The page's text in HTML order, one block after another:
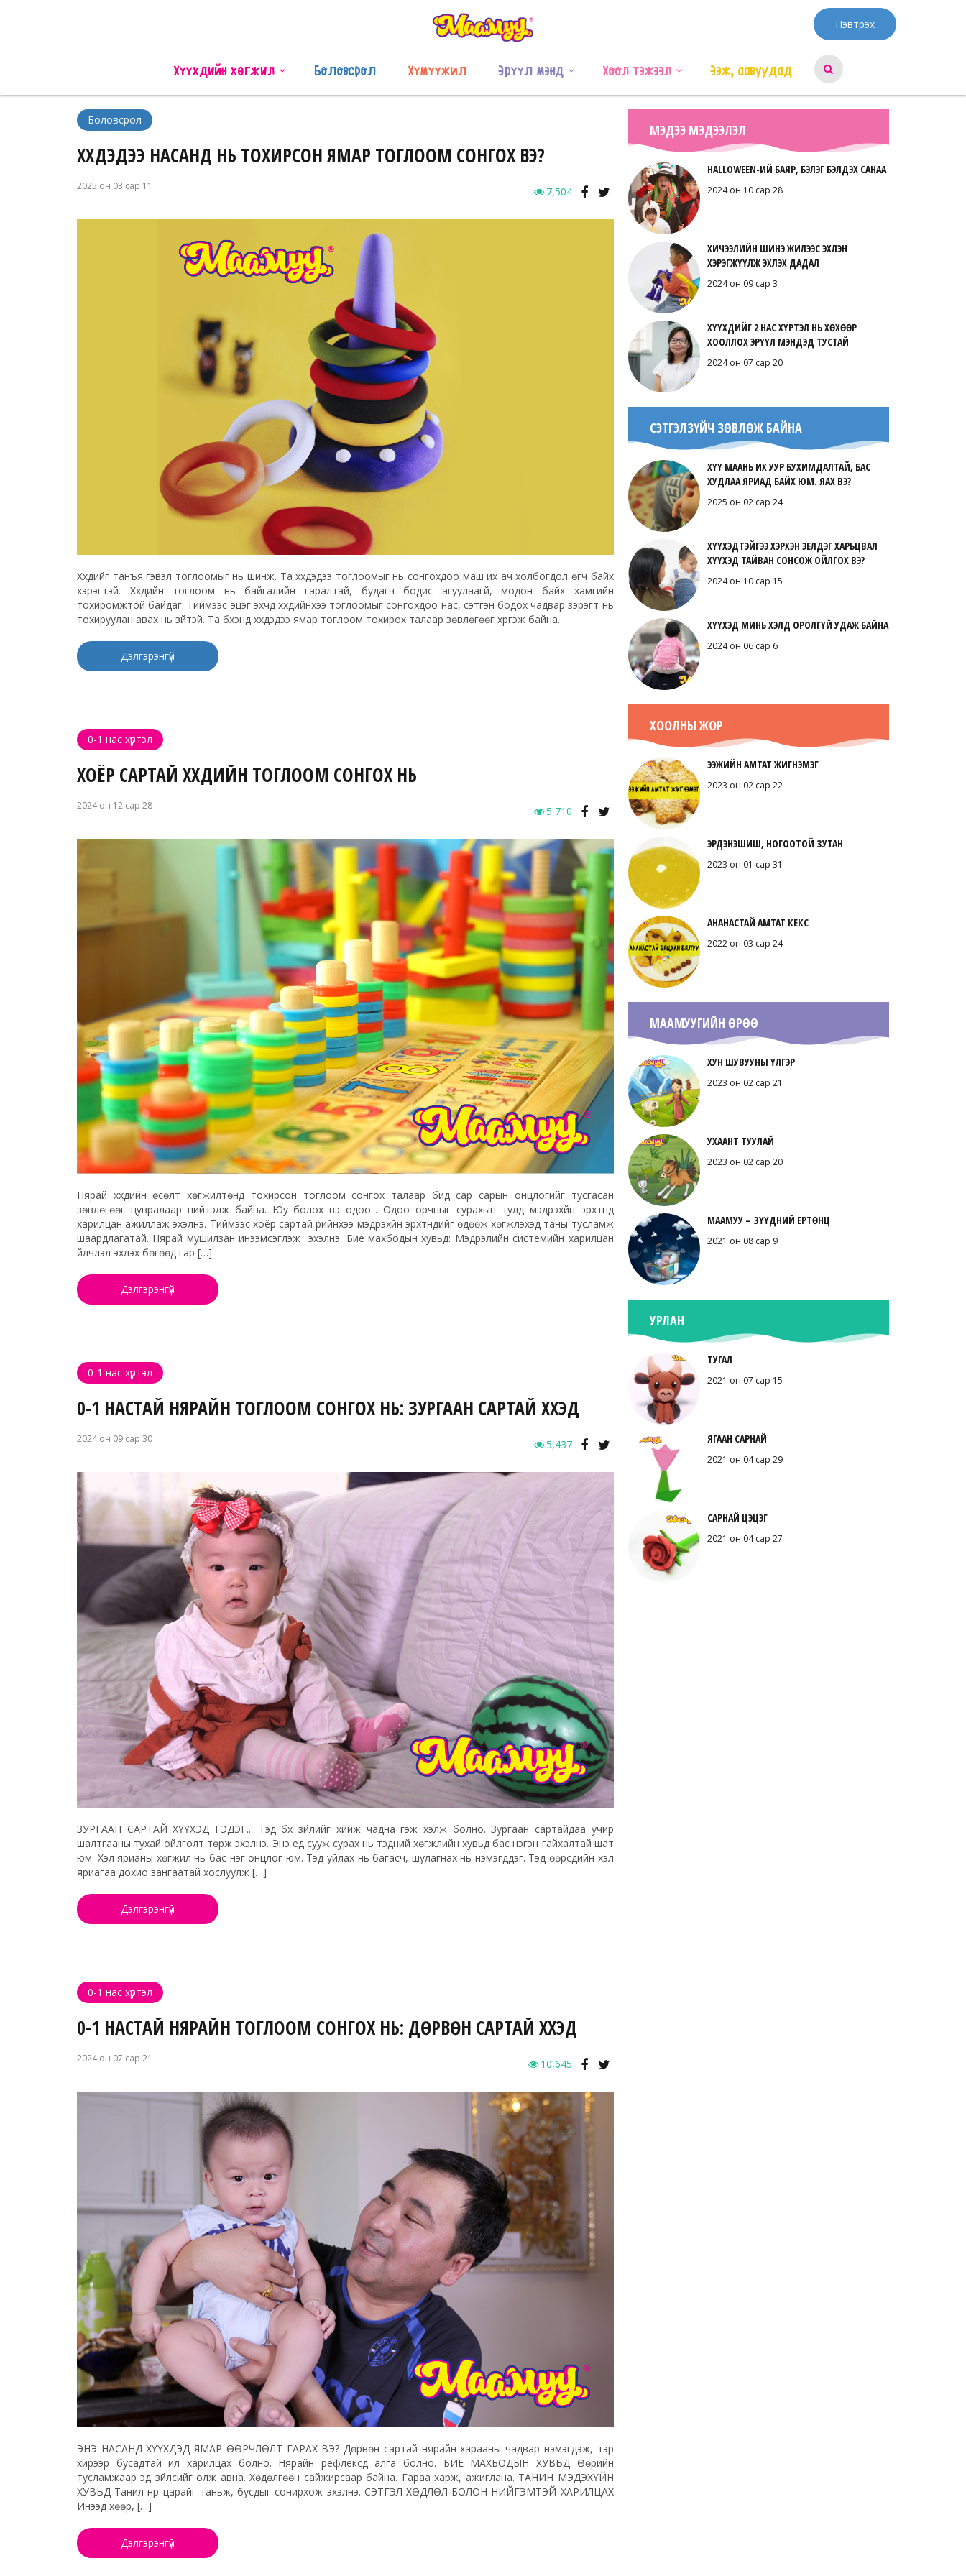
Нэвтрэх
Хүүхдийн хөгжил Боловсрол Хүмүүжил Эрүүл мэнд Хоол тэжээл Ээж, аавуудад
Боловсрол
ХҮҮХДЭДЭЭ НАСАНД НЬ ТОХИРСОН ЯМАР ТОГЛООМ СОНГОХ ВЭ?
2025 он 03 сар 11 7,504
Хүүхдийг танъя гэвэл тоглоомыг нь шинж. Та хүүхдэдээ тоглоомыг нь сонгохдоо маш их ач холбогдол өгч байх
хэрэгтэй. Хүүхдийн тоглоом нь байгалийн гаралтай, будагч бодис агуулаагүй, модон байх хамгийн
тохиромжтой байдаг. Тиймээс эцэг эхчүүд хүүхдийнхээ тоглоомыг сонгохдоо нас, сэтгэн бодох чадвар зэрэгт нь
тохируулан авах нь зүйтэй. Та бүхэнд хүүхдэдээ ямар тоглоом тохирох талаар зөвлөгөөг хүргэж байна.
Дэлгэрэнгүй
0-1 нас хүртэл
ХОЁР САРТАЙ ХҮҮХДИЙН ТОГЛООМ СОНГОХ НЬ
2024 он 12 сар 28 5,710
Нярай хүүхдийн өсөлт хөгжилтөнд тохирсон тоглоом сонгох талаар бид сар сарын онцлогийг тусгасан
зөвлөгөөг цувралаар нийтэлж байна. Юу болох вэ одоо... Одоо орчныг сурахын тулд мэдрэхүйн эрхтнүүд
харилцан ажиллаж эхэлнэ. Тиймээс хоёр сартай үрийнхээ мэдрэхүйн эрхтнүүдийг өдөөж хөгжүүлэхэд таны тусламж
шаардлагатай. Нярай мушилзан инээмсэглэж эхэлнэ. Бие махбодын хувьд: Мэдрэлийн системийн харилцан
үйлчлэл эхлэх бөгөөд гар […]
Дэлгэрэнгүй
0-1 нас хүртэл
0-1 НАСТАЙ НЯРАЙН ТОГЛООМ СОНГОХ НЬ: ЗУРГААН САРТАЙ ХҮҮХЭД
2024 он 09 сар 30 5,437
ЗУРГААН САРТАЙ ХҮҮХЭД ГЭДЭГ... Тэд бүх зүйлийг хийж чадна гэж хэлж болно. Зургаан сартайдаа учир
шалтгааны тухай ойлголт төрж эхэлнэ. Энэ үед сууж сурах нь тэдний хөгжлийн хувьд бас нэгэн гайхалтай шат
юм. Хэл ярианы хөгжил нь бас нэг онцлог юм. Тэд уйлах нь багасч, шулагнах нь нэмэгддэг. Тэд өөрсдийн хэл
яриагаа дохио зангаатай хослуулж […]
Дэлгэрэнгүй
0-1 нас хүртэл
0-1 НАСТАЙ НЯРАЙН ТОГЛООМ СОНГОХ НЬ: ДӨРВӨН САРТАЙ ХҮҮХЭД
2024 он 07 сар 21 10,645
ЭНЭ НАСАНД ХҮҮХДЭД ЯМАР ӨӨРЧЛӨЛТ ГАРАХ ВЭ? Дөрвөн сартай нярайн харааны чадвар нэмэгдэж, тэр
хирээр бусадтай илүү харилцах болно. Нярайн рефлексүүд алга болно. БИЕ МАХБОДЫН ХУВЬД Өөрийн
тусламжаар эд зүйлсийг олж авна. Хөдөлгөөн сайжирсаар байна. Гараа харж, ажиглана. ТАНИН МЭДЭХҮЙН
ХУВЬД Танил нүүр царайг таньж, бусдыг сонирхож эхэлнэ. СЭТГЭЛ ХӨДЛӨЛ БОЛОН НИЙГЭМТЭЙ ХАРИЛЦАХ
Инээд хөөр, […]
Дэлгэрэнгүй
МЭДЭЭ МЭДЭЭЛЭЛ
HALLOWEEN-ИЙ БАЯР, БЭЛЭГ БЭЛДЭХ САНАА
2024 он 10 сар 28
ХИЧЭЭЛИЙН ШИНЭ ЖИЛЭЭС ЭХЛЭН
ХЭРЭГЖҮҮЛЖ ЭХЛЭХ ДАДАЛ
2024 он 09 сар 3
ХҮҮХДИЙГ 2 НАС ХҮРТЭЛ НЬ ХӨХӨӨР
ХООЛЛОХ ЭРҮҮЛ МЭНДЭД ТУСТАЙ
2024 он 07 сар 20
СЭТГЭЛЗҮЙЧ ЗӨВЛӨЖ БАЙНА
ХҮҮ МААНЬ ИХ УУР БУХИМДАЛТАЙ, БАС
ХУДЛАА ЯРИАД БАЙХ ЮМ. ЯАХ ВЭ?
2025 он 02 сар 24
ХҮҮХЭДТЭЙГЭЭ ХЭРХЭН ЭЕЛДЭГ ХАРЬЦВАЛ
ХҮҮХЭД ТАЙВАН СОНСОЖ ОЙЛГОХ ВЭ?
2024 он 10 сар 15
ХҮҮХЭД МИНЬ ХЭЛД ОРОЛГҮЙ УДАЖ БАЙНА
2024 он 06 сар 6
ХООЛНЫ ЖОР
ЭЭЖИЙН АМТАТ ЖИГНЭМЭГ
2023 он 02 сар 22
ЭРДЭНЭШИШ, НОГООТОЙ ЗУТАН
2023 он 01 сар 31
АНАНАСТАЙ АМТАТ КЕКС
2022 он 03 сар 24
МААМУУГИЙН ӨРӨӨ
ХУН ШУВУУНЫ ҮЛГЭР
2023 он 02 сар 21
УХААНТ ТУУЛАЙ
2023 он 02 сар 20
МААМУУ – ЗҮҮДНИЙ ЕРТӨНЦ
2021 он 08 сар 9
УРЛАН
ТУГАЛ
2021 он 07 сар 15
ЯГААН САРНАЙ
2021 он 04 сар 29
САРНАЙ ЦЭЦЭГ
2021 он 04 сар 27